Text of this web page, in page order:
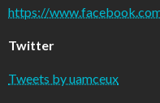
https://
Twitter
Tweets by uamceux